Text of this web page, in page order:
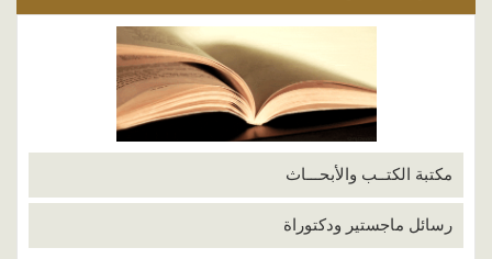
مكتبة الكتــب والأبحـــاث
رسائل ماجستير ودكتوراة